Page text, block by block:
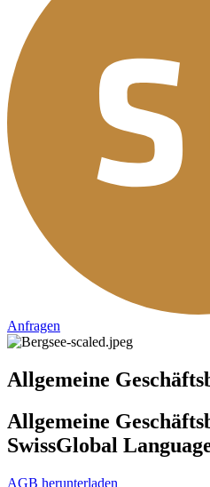
Anfragen
Allgemeine
Allgemeine
SwissGlobal
AGB herunterladen